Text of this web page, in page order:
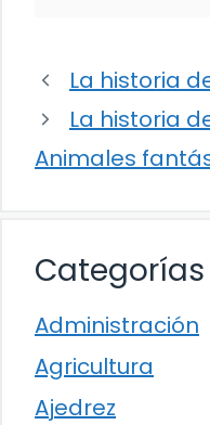
La historia
La historia
Animales
Categorías
Administración
Agricultura
Ajedrez